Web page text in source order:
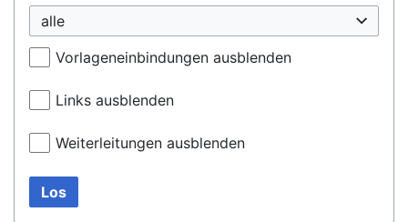
alle
Vorlageneinbindungen ausblenden
Links ausblenden
Weiterleitungen ausblenden
Los